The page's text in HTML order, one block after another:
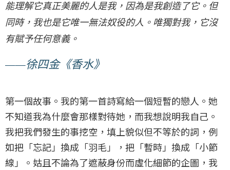
能理解它真正美麗的人是我，因為是我創造了它。但
同時，我也是它唯一無法奴役的人。唯獨對我，它沒
有賦予任何意義。
——徐四金《香水》
第一個故事。我的第一首詩寫給一個短暫的戀人。她
不知道我為什麼會那樣對待她，而我想說明我自己。
我把我們發生的事挖空，填上貌似但不等於的詞，例
如把「忘記」換成「羽毛」，把「暫時」換成「小節
線」。姑且不論為了遮蔽身份而虛化細節的企圖，我